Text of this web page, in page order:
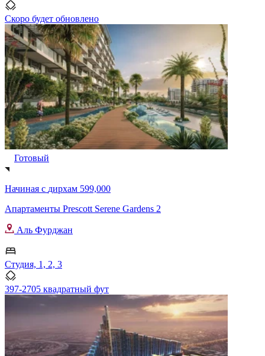
Скоро будет обновлено
Готовый
Начиная с дирхам 599,000
Апартаменты Prescott Serene Gardens 2
Аль Фурджан
Студия, 1, 2, 3
397-2705 квадратный фут